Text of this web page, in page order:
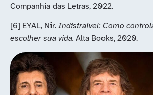
Companhia das Letras, 2022.
[6] EYAL, Nir. Indistraível: Como
escolher sua vida. Alta Books, 2020.